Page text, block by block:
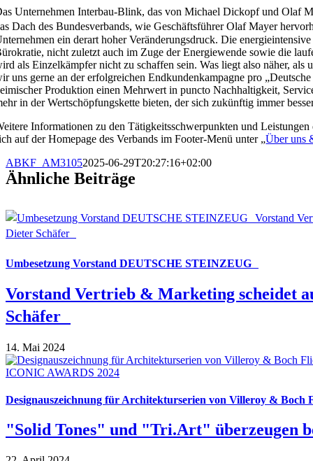
Unternehmen Interbau-Blink, das von Michael Dickopf und Olaf
Dach des Bundesverbands, wie Geschäftsführer Olaf Mayer
ein derart hoher Veränderungsdruck. Die
nicht zuletzt auch im Zuge der Energiewende sowie die
als Einzelkämpfer nicht zu schaffen sein. Was liegt also näher, als
uns gerne an der erfolgreichen Endkundenkampagne pro
Produktion einen Mehrwert in puncto Nachhaltigkeit,
in der Wertschöpfungskette bieten, der sich zukünftig immer
Informationen zu den Tätigkeitsschwerpunkten und
auf der Homepage des Verbands im Footer-Menü unter „Über uns
ABKF_AM31052025-06-29T20:27:16+02:00
Ähnliche Beiträge
Umbesetzung Vorstand DEUTSCHE STEINZEUG
Vorstand Vertrieb & Marketing scheidet
Schäfer
14. Mai 2024
Designauszeichnung für Architekturserien von Villeroy & Boch
"Solid Tones" und "Tri.Art" überzeugen